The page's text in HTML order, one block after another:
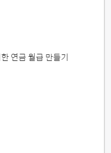
연금 월급 만들기